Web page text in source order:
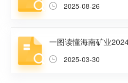
2025-08-26
一图读懂海南矿业
2025-03-30